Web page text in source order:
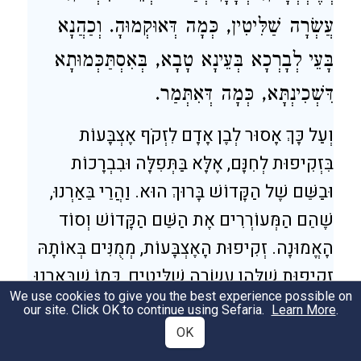
עֲשְׂרָה שַׁלִּיטִין, כְּמָה דְּאוּקְמוּהָ. וְכַהֲנָא
בָּעֵי לְבָרְכָא בְּעֵינָא טָבָא, בְּאִסְתַּכְּמוּתָא
דִּשְׁכִינְתָּא, כְּמָה דְּאִתְּמַר.
וְעַל כָּךְ אָסוּר לְבֶן אָדָם לִזְקֹף אֶצְבָּעוֹת
בִּזְקִיפוּת לְחִנָּם, אֶלָּא בַּתְּפִלָּה וּבִבְרָכוֹת
וּבַשֵּׁם שֶׁל הַקָּדוֹשׁ בָּרוּךְ הוּא. וַהֲרֵי בֵּאַרְנוּ,
שֶׁהֵם הַמְּעוֹרְרִים אֶת הַשֵּׁם הַקָּדוֹשׁ וְסוֹד
הָאֱמוּנָה. זְקִיפוּת הָאֶצְבָּעוֹת, מְמֻנִּים בְּאוֹתָהּ
זְקִיפוּת שֶׁלָּהֶן עֲשָׂרָה שַׁלִּיטִים, כְּמוֹ שֶׁבֵּאַרְנוּ.
וְהַכֹּהֵן צָרִיךְ לְבָרֵךְ בְּעַיִן טוֹבָה בְּהַסְכָּמַת
הַשְּׁכִינָה, כְּמוֹ שֶׁנִּתְבָּאֵר.
We use cookies to give you the best experience possible on
our site. Click OK to continue using Sefaria. Learn More.
OK